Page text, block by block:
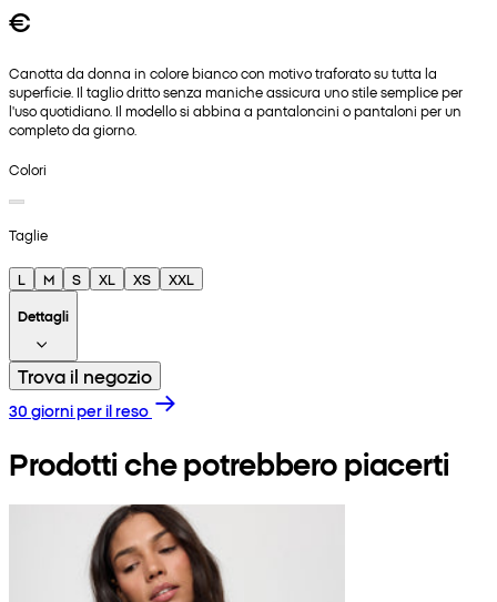
€
Canotta da donna in colore bianco con motivo traforato su tutta la
superficie. Il taglio dritto senza maniche assicura uno stile semplice per
l'uso quotidiano. Il modello si abbina a pantaloncini o pantaloni per un
completo da giorno.
Colori
Taglie
L M S XL XS
XXL
Dettagli
Trova il negozio
30 giorni per il reso
Prodotti che potrebbero piacerti